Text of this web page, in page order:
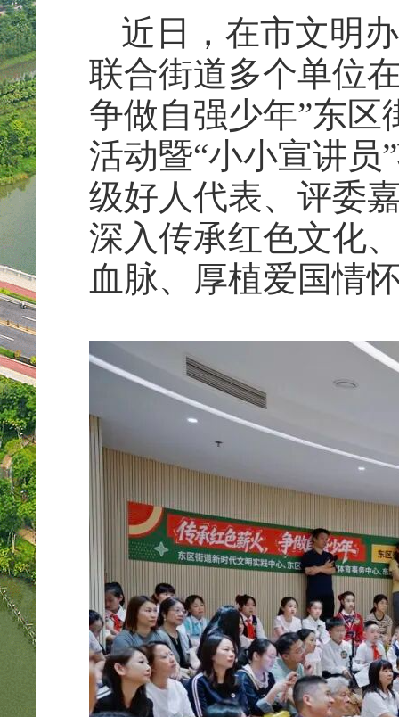
近日，在市文明
联合街道多个单位
争做自强少年”东区
活动暨“小小宣讲员
级好人代表、评委
深入传承红色文化
血脉、厚植爱国情